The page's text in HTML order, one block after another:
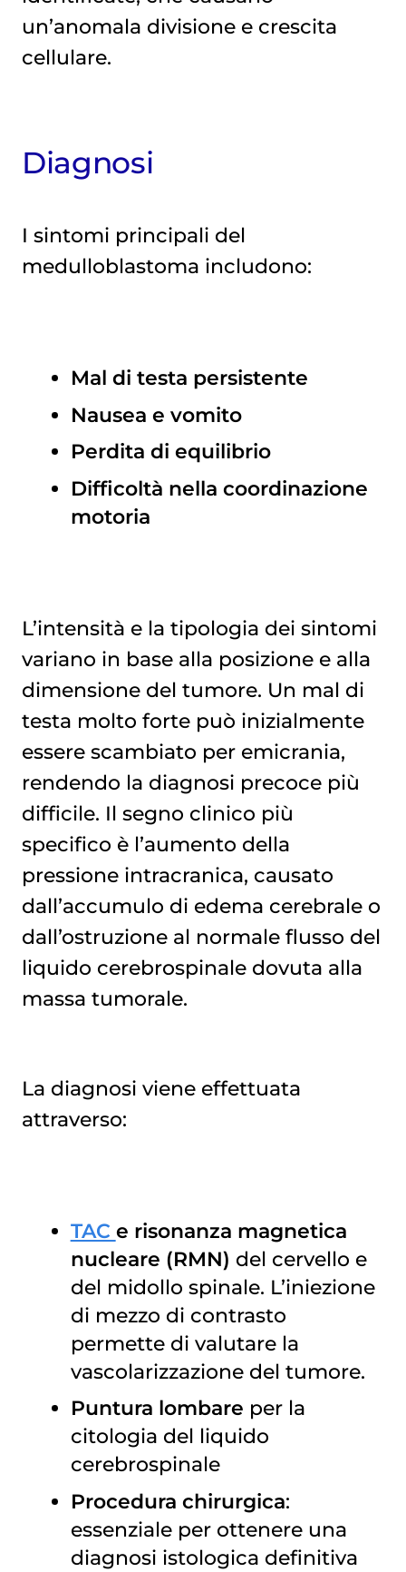
un’anomala divisione e crescita
cellulare.
Diagnosi
I sintomi principali del
medulloblastoma includono:
Mal di testa persistente
Nausea e vomito
Perdita di equilibrio
Difficoltà nella coordinazione
motoria
L’intensità e la tipologia dei sintomi
variano in base alla posizione e alla
dimensione del tumore. Un mal di
testa molto forte può inizialmente
essere scambiato per emicrania,
rendendo la diagnosi precoce più
difficile. Il segno clinico più
specifico è l’aumento della
pressione intracranica, causato
dall’accumulo di edema cerebrale o
dall’ostruzione al normale flusso del
liquido cerebrospinale dovuta alla
massa tumorale.
La diagnosi viene effettuata
attraverso:
TAC e risonanza magnetica
nucleare (RMN) del cervello e
del midollo spinale. L’iniezione
di mezzo di contrasto
permette di valutare la
vascolarizzazione del tumore.
Puntura lombare per la
citologia del liquido
cerebrospinale
Procedura chirurgica:
essenziale per ottenere una
diagnosi istologica definitiva